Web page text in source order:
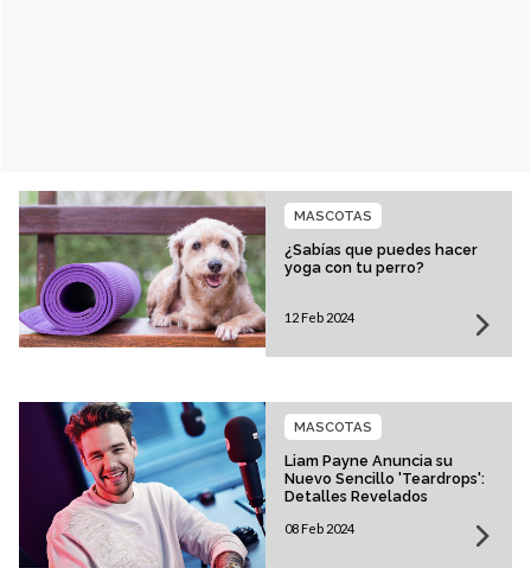
¿Sabías que puedes hacer
yoga con tu perro?
MASCOTAS
12 Feb 2024
Liam Payne Anuncia su
Nuevo Sencillo 'Teardrops':
Detalles Revelados
MASCOTAS
08 Feb 2024